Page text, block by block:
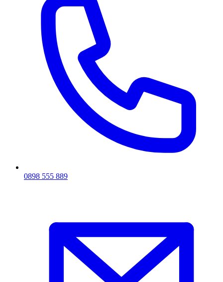
0898 555 889